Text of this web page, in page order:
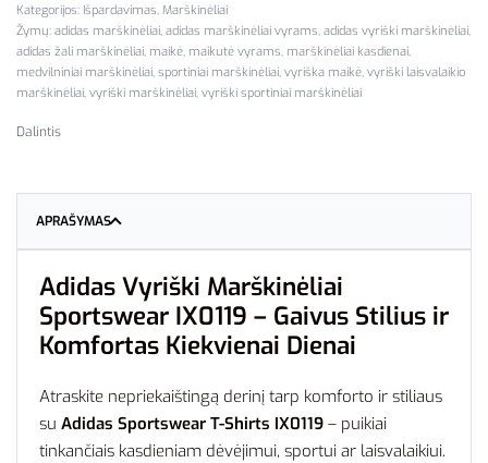
Kategorijos: Išpardavimas, Marškinėliai
Žymų: adidas marškinėliai, adidas marškinėliai vyrams, adidas vyriški marškinėliai,
adidas žali marškinėliai, maikė, maikutė vyrams, marškinėliai kasdienai,
medvilniniai marškinėliai, sportiniai marškinėliai, vyriška maikė, vyriški laisvalaikio
marškinėliai, vyriški marškinėliai, vyriški sportiniai marškinėliai
Dalintis
APRAŠYMAS
Adidas Vyriški Marškinėliai
Sportswear IX0119 – Gaivus Stilius ir
Komfortas Kiekvienai Dienai
Atraskite nepriekaištingą derinį tarp komforto ir stiliaus
su Adidas Sportswear T-Shirts IX0119 – puikiai
tinkančiais kasdieniam dėvėjimui, sportui ar laisvalaikiui.